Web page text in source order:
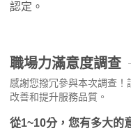
認定。
職場力滿意度調查
感謝您撥冗參與本次調查
改善和提升服務品質。
從1~10分，您有多大的